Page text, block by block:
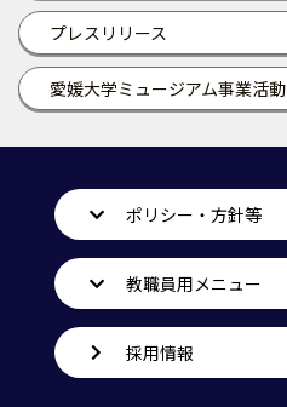
プレスリリース
愛媛大学ミュージアム事業活動
ポリシー・方針等
教職員用メニュー
採用情報